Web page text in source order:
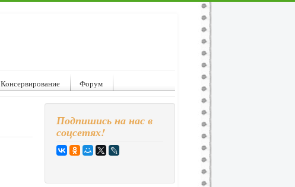
Консервирование Форум
Подпишись на нас в
соцсетях!